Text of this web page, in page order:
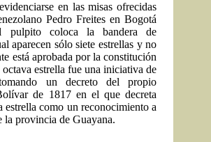
en las misas ofrecidas
Pedro Freites en Bogotá
coloca la bandera de
aparecen sólo siete estrellas y no
está aprobada por la constitución
estrella fue una iniciativa de
un decreto del propio
de 1817 en el que decreta
estrella como un reconocimiento a
la provincia de Guayana.